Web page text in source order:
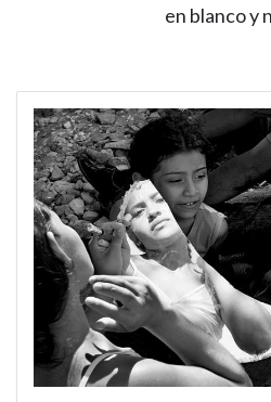
en blanco y